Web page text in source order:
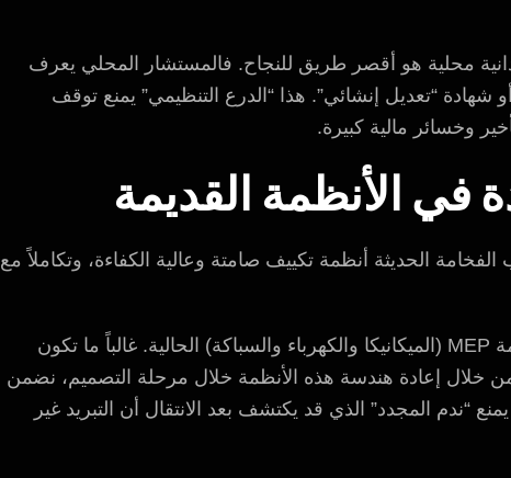
محلية هو أقصر طريق للنجاح. فالمستشار المحلي يعرف
“تعديل إنشائي”. هذا “الدرع التنظيمي” يمنع توقف
وخسائر مالية كبيرة.
الحديثة أنظمة تكييف صامتة وعالية الكفاءة، وتكاملاً مع
الخاصين بك، نقوم بتحليل أنظمة MEP (الميكانيكا والكهرباء والسباكة) الحالية. غالباً ما تكون
خلال إعادة هندسة هذه الأنظمة خلال مرحلة التصميم، نضمن
“ندم المجدد” الذي قد يكتشف بعد الانتقال أن التبريد غير